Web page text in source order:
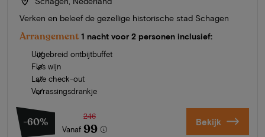
Verken en beleef de gezellige historische stad Schagen
Arrangement 1 nacht voor 2 personen inclusief:
Uitgebreid ontbijtbuffet
Fles wijn
Late check-out
Verrassingsdrankje
-60%
Vanaf
246
99 Bekijk